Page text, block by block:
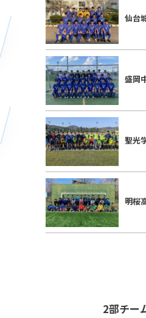
仙台
盛岡
聖光
明桜
2部チー